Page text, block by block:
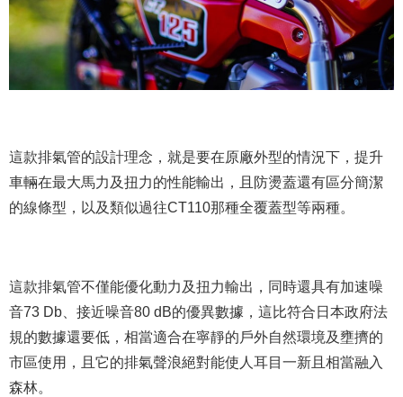
這款排氣管的設計理念，就是要在原廠外型的情況下，提升
車輛在最大馬力及扭力的性能輸出，且防燙蓋還有區分簡潔
的線條型，以及類似過往CT110那種全覆蓋型等兩種。
這款排氣管不僅能優化動力及扭力輸出，同時還具有加速噪
音73 Db、接近噪音80 dB的優異數據，這比符合日本政府法
規的數據還要低，相當適合在寧靜的戶外自然環境及壅擠的
市區使用，且它的排氣聲浪絕對能使人耳目一新且相當融入
森林。